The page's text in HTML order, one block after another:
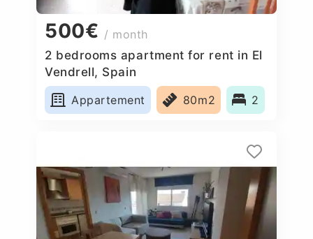
500€ / month
2 bedrooms apartment for rent in El
Vendrell, Spain
Appartement
80m2 2